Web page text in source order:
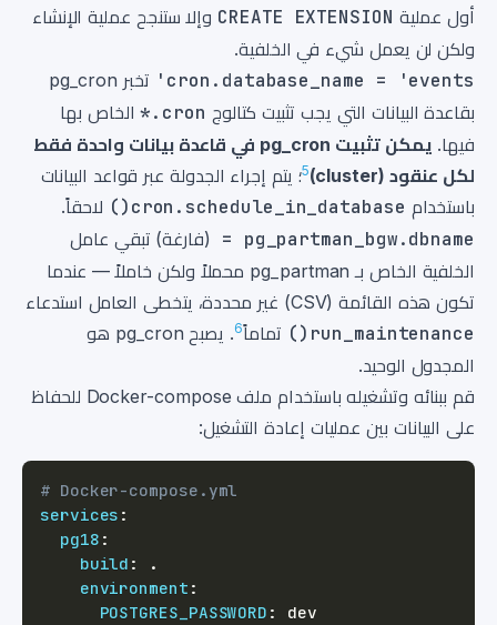
أول عملية CREATE EXTENSION وإلا ستنجح عملية الإنشاء
ولكن لن يعمل شيء في الخلفية.
cron.database_name = 'events'
تخبر pg_cron
بقاعدة البيانات التي يجب تثبيت كتالوج cron.*
الخاص بها
فيها.
يمكن تثبيت pg_cron في قاعدة بيانات واحدة فقط
لكل عنقود (cluster)
5؛ يتم إجراء الجدولة عبر قواعد البيانات
باستخدام cron.schedule_in_database() لاحقاً.
pg_partman_bgw.dbname =
(فارغة) تبقي عامل
الخلفية الخاص بـ pg_partman محملاً ولكن خاملاً — عندما
تكون هذه القائمة (CSV) غير محددة، يتخطى العامل استدعاء
run_maintenance() تماماً6
. يصبح pg_cron هو
المجدول الوحيد.
قم ببنائه وتشغيله باستخدام ملف Docker-compose للحفاظ
على البيانات بين عمليات إعادة التشغيل:
# Docker-compose.yml
services :
pg18 :
build :
environment :
POSTGRES_PASSWORD :